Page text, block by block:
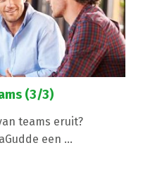
(3/3)
teams eruit?
een ...